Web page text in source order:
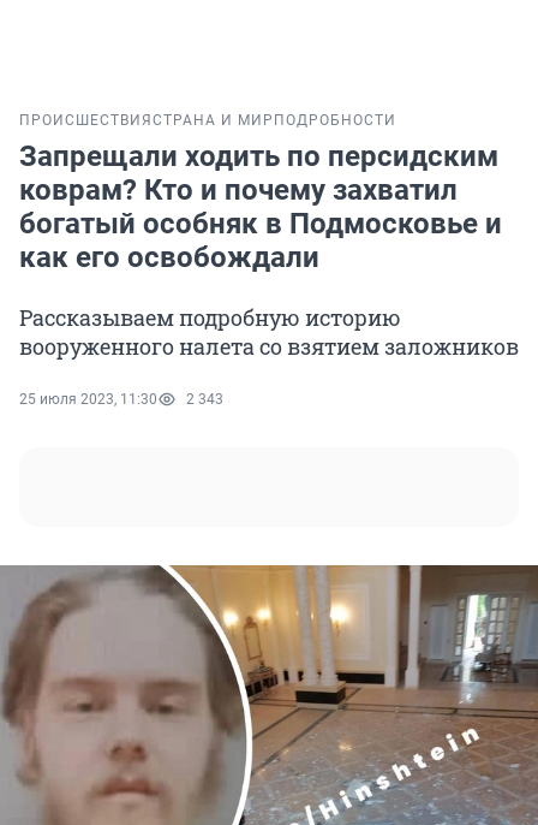
ПРОИСШЕСТВИЯ СТРАНА И МИР ПОДРОБНОСТИ
Запрещали ходить по персидским
коврам? Кто и почему захватил
богатый особняк в Подмосковье и
как его освобождали
Рассказываем подробную историю
вооруженного налета со взятием заложников
25 июля 2023, 11:30 2 343